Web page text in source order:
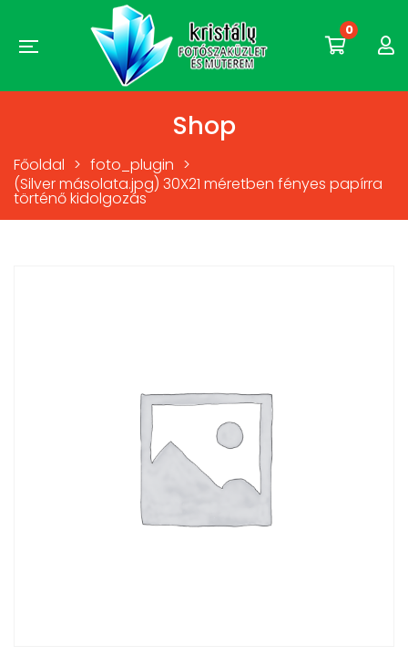
0
Shop
Főoldal > foto_plugin >
(Silver másolata.jpg) 30X21 méretben fényes papírra
történő kidolgozás